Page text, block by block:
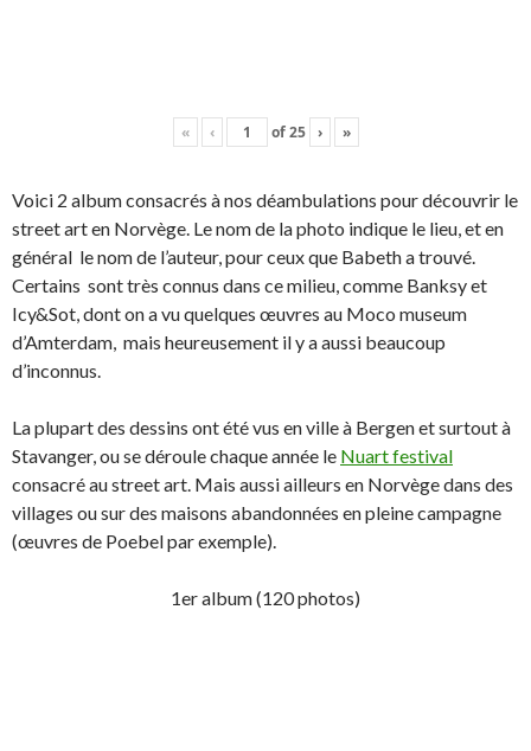
« ‹ of25 › »
Voici 2 album consacrés à nos déambulations pour découvrir le
street art en Norvège. Le nom de la photo indique le lieu, et en
général le nom de l’auteur, pour ceux que Babeth a trouvé.
Certains sont très connus dans ce milieu, comme Banksy et
Icy&Sot, dont on a vu quelques œuvres au Moco museum
d’Amterdam, mais heureusement il y a aussi beaucoup
d’inconnus.
La plupart des dessins ont été vus en ville à Bergen et surtout à
Stavanger, ou se déroule chaque année le Nuart festival
consacré au street art. Mais aussi ailleurs en Norvège dans des
villages ou sur des maisons abandonnées en pleine campagne
(œuvres de Poebel par exemple).
1er album (120 photos)